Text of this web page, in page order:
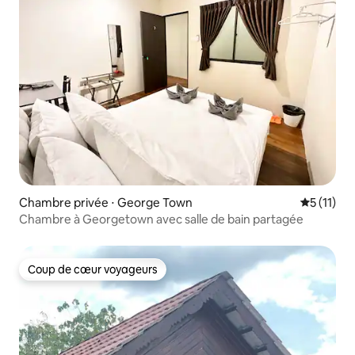
Chambre privée ⋅ George Town
5 (11)
Chambre à Georgetown avec salle de bain partagée
Coup de cœur voyageurs
Coup de cœur voyageurs